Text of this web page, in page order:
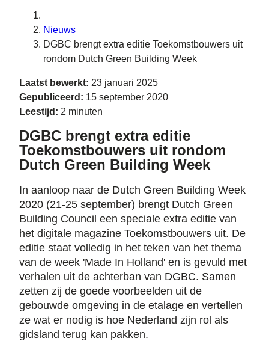
Nieuws
DGBC brengt extra editie Toekomstbouwers uit
rondom Dutch Green Building Week
Laatst bewerkt: 23 januari 2025
Gepubliceerd: 15 september 2020
Leestijd: 2 minuten
DGBC brengt extra editie
Toekomstbouwers uit rondom
Dutch Green Building Week
In aanloop naar de Dutch Green Building Week
2020 (21-25 september) brengt Dutch Green
Building Council een speciale extra editie van
het digitale magazine Toekomstbouwers uit. De
editie staat volledig in het teken van het thema
van de week 'Made In Holland' en is gevuld met
verhalen uit de achterban van DGBC. Samen
zetten zij de goede voorbeelden uit de
gebouwde omgeving in de etalage en vertellen
ze wat er nodig is hoe Nederland zijn rol als
gidsland terug kan pakken.